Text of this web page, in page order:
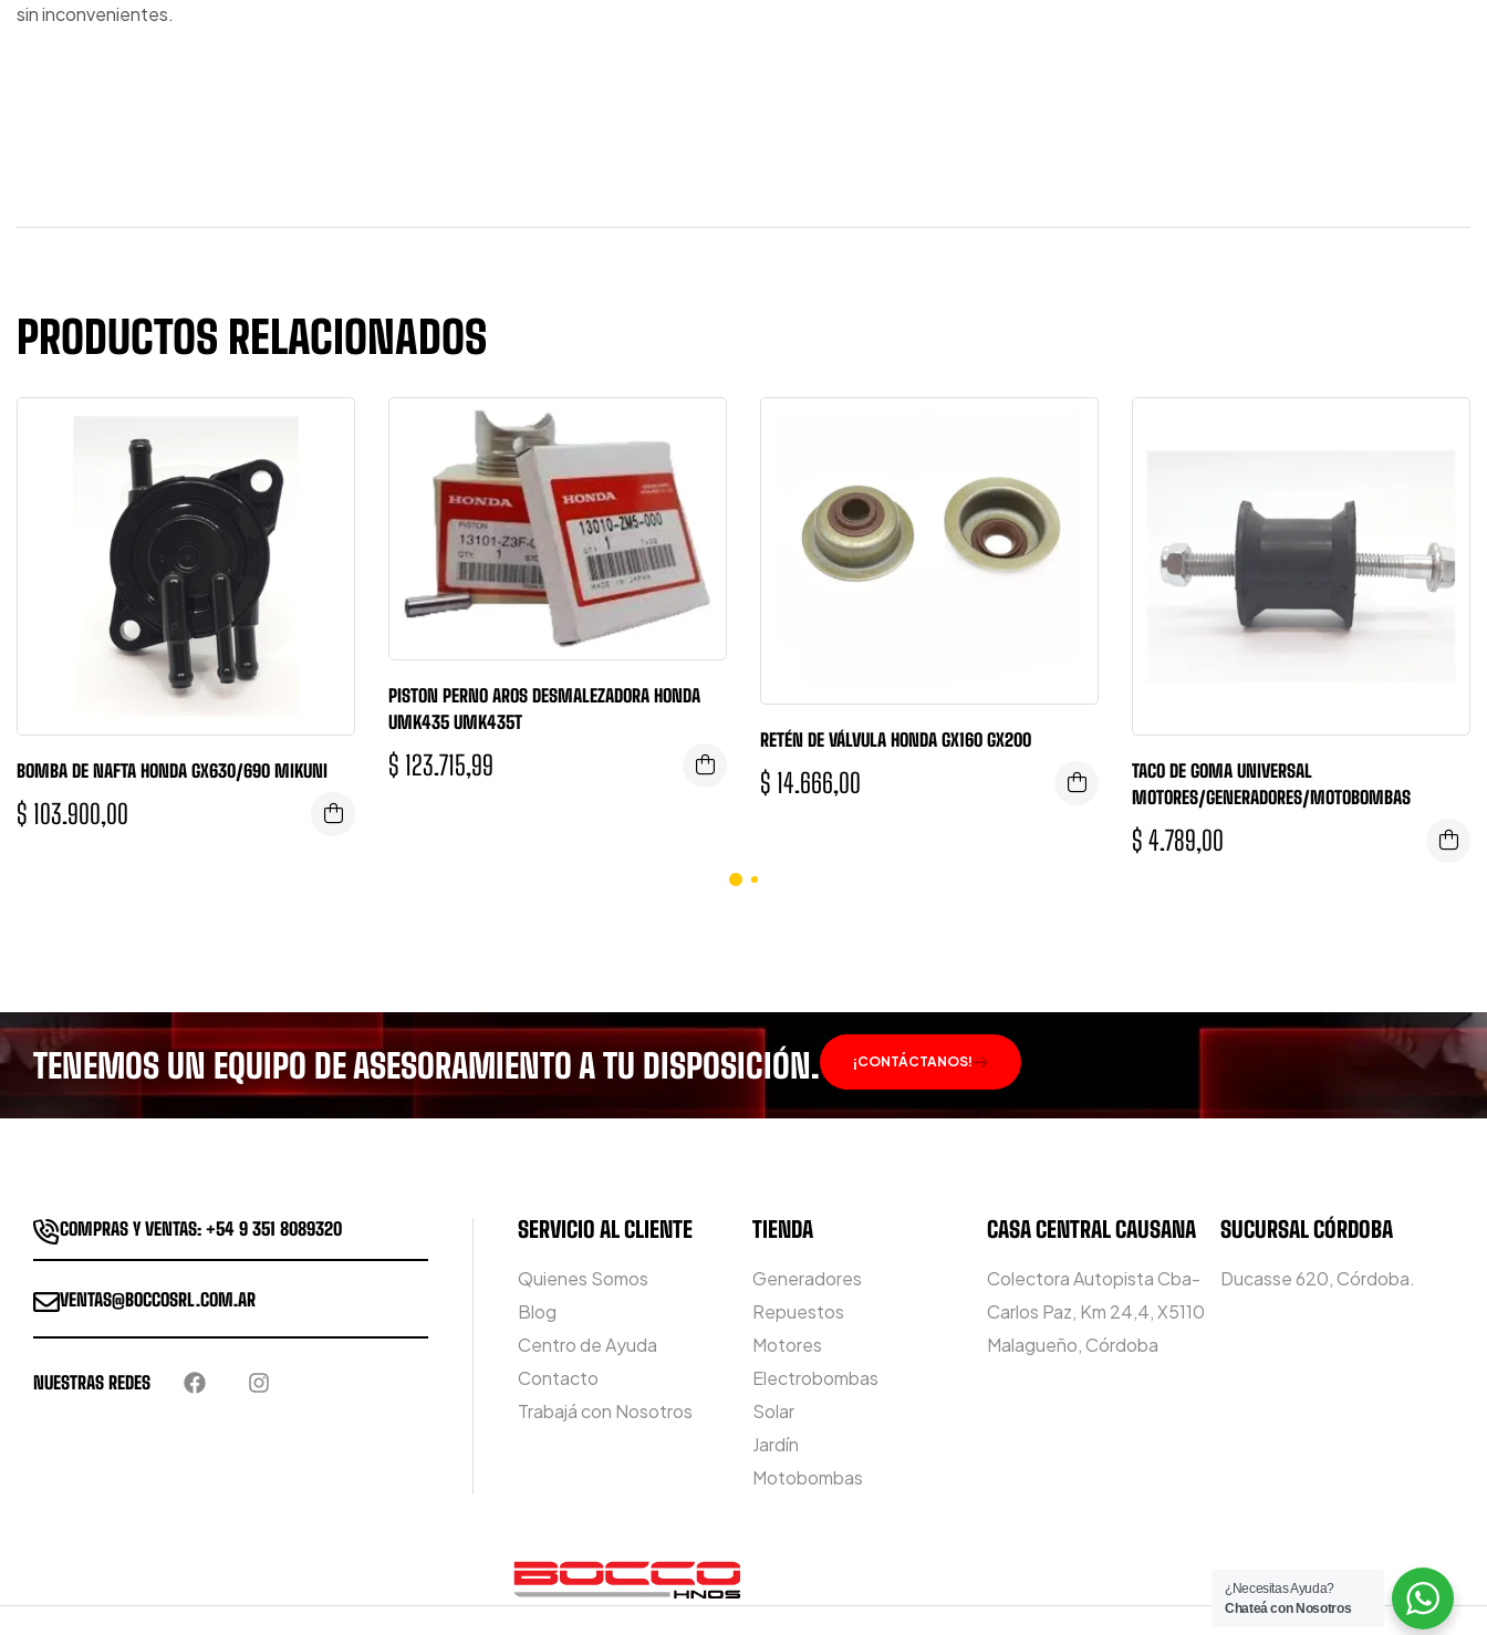
sin inconvenientes.
PRODUCTOS RELACIONADOS
BOMBA DE NAFTA HONDA GX630/690 MIKUNI
$ 103.900,00
PISTON PERNO AROS DESMALEZADORA HONDA
UMK435 UMK435T
$ 123.715,99
RETÉN DE VÁLVULA HONDA GX160 GX200
$ 14.666,00
TACO DE GOMA UNIVERSAL
MOTORES/GENERADORES/MOTOBOMBAS
$ 4.789,00
TENEMOS UN EQUIPO DE ASESORAMIENTO A TU DISPOSICIÓN. ¡CONTÁCTANOS!
COMPRAS Y VENTAS: +54 9 351 8089320
VENTAS@BOCCOSRL.COM.AR
NUESTRAS REDES
SERVICIO AL CLIENTE
Quienes Somos
Blog
Centro de Ayuda
Contacto
Trabajá con Nosotros
TIENDA
Generadores
Repuestos
Motores
Electrobombas
Solar
Jardín
Motobombas
CASA CENTRAL CAUSANA
Colectora Autopista Cba-
Carlos Paz, Km 24,4, X5110
Malagueño, Córdoba
SUCURSAL CÓRDOBA
Ducasse 620, Córdoba.
¿Necesitas Ayuda?
Chateá con Nosotros